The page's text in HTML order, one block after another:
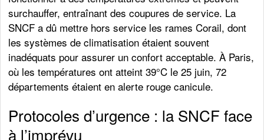
surchauffer, entraînant des coupures de service. La
SNCF a dû mettre hors service les rames Corail, dont
les systèmes de climatisation étaient souvent
inadéquats pour assurer un confort acceptable. À Paris,
où les températures ont atteint 39°C le 25 juin, 72
départements étaient en alerte rouge canicule.
Protocoles d’urgence : la SNCF face
à l’imprévu